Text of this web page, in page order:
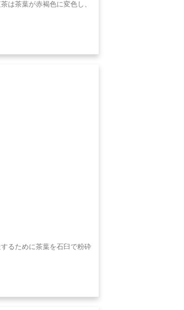
は茶葉が赤褐色に変色し、
るために茶葉を石臼で粉砕